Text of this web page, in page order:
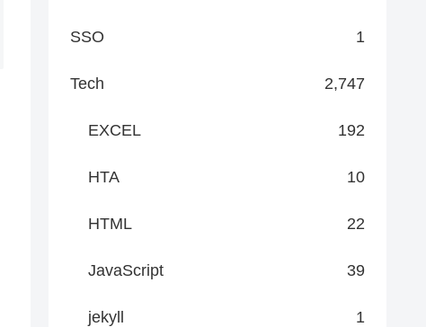
SSO 1
Tech 2,747
EXCEL 192
HTA 10
HTML 22
JavaScript 39
jekyll 1